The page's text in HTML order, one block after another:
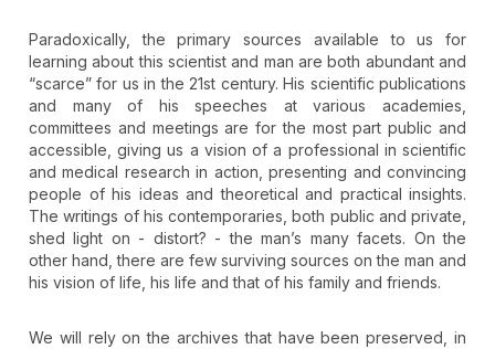
Paradoxically, the primary sources available to us for
learning about this scientist and man are both abundant and
“scarce” for us in the 21st century. His scientific publications
and many of his speeches at various academies,
committees and meetings are for the most part public and
accessible, giving us a vision of a professional in scientific
and medical research in action, presenting and convincing
people of his ideas and theoretical and practical insights.
The writings of his contemporaries, both public and private,
shed light on - distort? - the man’s many facets. On the
other hand, there are few surviving sources on the man and
his vision of life, his life and that of his family and friends.
We will rely on the archives that have been preserved, in